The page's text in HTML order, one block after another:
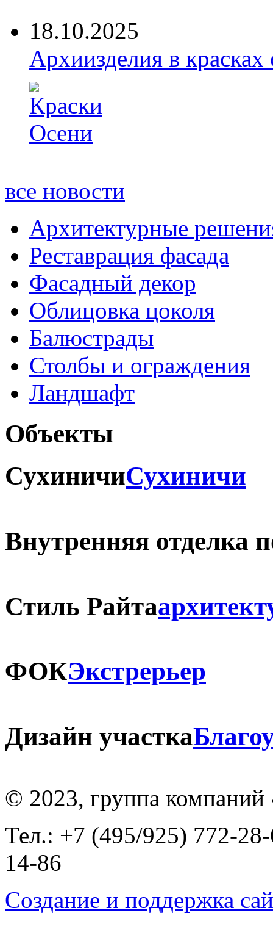
18.10.2025
Архиизделия в красках
все новости
Архитектурные
Реставрация фасада
Фасадный декор
Облицовка цоколя
Балюстрады
Столбы и ограждения
Ландшафт
Объекты
СухиничиСухиничи
Внутренняя отделка
Стиль Райта
ФОКЭкстрерьер
Дизайн участка
© 2023, группа
Тел.: +7 (495/925) 772-
14-86
Создание и поддержка